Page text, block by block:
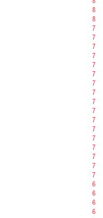
8
8
8
7
7
7
7
7
7
7
7
7
7
7
7
7
7
7
7
7
6
6
6
6